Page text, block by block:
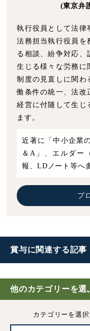
賞与に関連する記事
賞与(ボーナス)とは｜
の計算方法
賞与の減額（ボーナ
他のカテゴリーを選
カテゴリーを選択
(東京弁
執行役員として法律
法務担当執行役員を
る相談、紛争対応、
生じる様々な労務に
制度の見直しに関わ
働条件の統一、法改
経営に付随して生じ
ます。
近著に「中小企業
＆A」、エルダー
報、LDノート等へ
プ